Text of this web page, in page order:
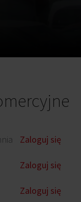
Zaloguj się
Zaloguj się
Zaloguj się